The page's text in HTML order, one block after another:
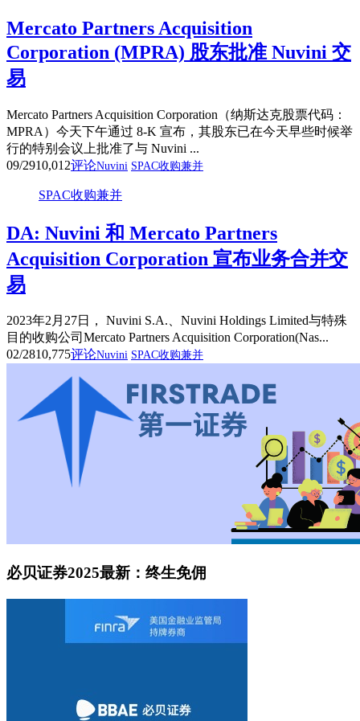
Mercato Partners Acquisition
Corporation (MPRA) 股东批准 Nuvini 交
易
Mercato Partners Acquisition Corporation（纳斯达克股票代码：
MPRA）今天下午通过 8-K 宣布，其股东已在今天早些时候举
行的特别会议上批准了与 Nuvini ...
09/2910,012评论Nuvini SPAC收购兼并
SPAC收购兼并
DA: Nuvini 和 Mercato Partners
Acquisition Corporation 宣布业务合并交
易
2023年2月27日， Nuvini S.A.、Nuvini Holdings Limited与特殊
目的收购公司Mercato Partners Acquisition Corporation(Nas...
02/2810,775评论Nuvini SPAC收购兼并
必贝证券2025最新：终生免佣